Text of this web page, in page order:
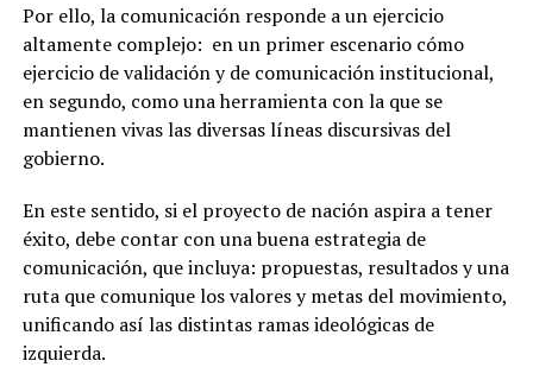
Por ello, la comunicación responde a un ejercicio
altamente complejo: en un primer escenario cómo
ejercicio de validación y de comunicación institucional,
en segundo, como una herramienta con la que se
mantienen vivas las diversas líneas discursivas del
gobierno.
En este sentido, si el proyecto de nación aspira a tener
éxito, debe contar con una buena estrategia de
comunicación, que incluya: propuestas, resultados y una
ruta que comunique los valores y metas del movimiento,
unificando así las distintas ramas ideológicas de
izquierda.